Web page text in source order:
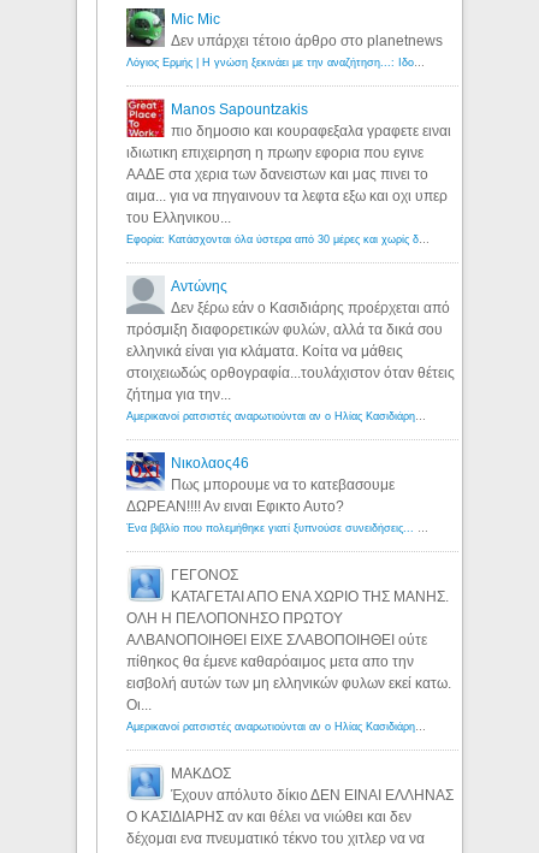
Mic Mic
Δεν υπάρχει τέτοιο άρθρο στο planetnews
Manos Sapountzakis
πιο δημοσιο και κουραφεξαλα γραφετε ειναι
ιδιωτικη επιχειρηση η πρωην εφορια που εγινε
ΑΑΔΕ στα χερια των δανειστων και μας πινει το
αιμα... για να πηγαινουν τα λεφτα εξω και οχι υπερ
του Ελληνικου...
Αντώνης
Δεν ξέρω εάν ο Κασιδιάρης προέρχεται από
πρόσμιξη διαφορετικών φυλών, αλλά τα δικά σου
ελληνικά είναι για κλάματα. Κοίτα να μάθεις
στοιχειωδώς ορθογραφία...τουλάχιστον όταν θέτεις
ζήτημα για την...
Νικολαος46
Πως μπορουμε να το κατεβασουμε
ΔΩΡΕΑΝ!!!! Αν ειναι Εφικτο Αυτο?
ΓΕΓΟΝΟΣ
ΚΑΤΑΓΕΤΑΙ ΑΠΟ ΕΝΑ ΧΩΡΙΟ ΤΗΣ ΜΑΝΗΣ.
ΟΛΗ Η ΠΕΛΟΠΟΝΗΣΟ ΠΡΩΤΟΥ
ΑΛΒΑΝΟΠΟΙΗΘΕΙ ΕΙΧΕ ΣΛΑΒΟΠΟΙΗΘΕΙ ούτε
πίθηκος θα έμενε καθαρόαιμος μετα απο την
εισβολή αυτών των μη ελληνικών φυλων εκεί κατω.
Οι...
ΜΑΚΔΟΣ
Έχουν απόλυτο δίκιο ΔΕΝ ΕΙΝΑΙ ΕΛΛΗΝΑΣ
Ο ΚΑΣΙΔΙΑΡΗΣ αν και θέλει να νιώθει και δεν
δέχομαι ενα πνευματικό τέκνο του χιτλερ να να